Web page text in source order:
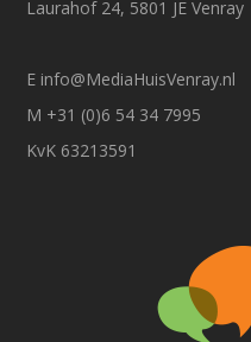
Laurahof 24, 5801 JE Venray
E info@MediaHuisVenray.nl
M +31 (0)6 54 34 7995
KvK 63213591